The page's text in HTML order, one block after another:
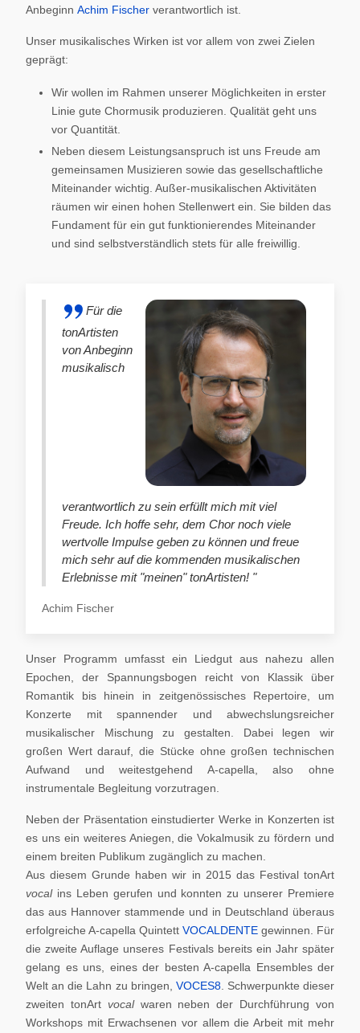
Anbeginn Achim Fischer verantwortlich ist.
Unser musikalisches Wirken ist vor allem von zwei Zielen
geprägt:
Wir wollen im Rahmen unserer Möglichkeiten in erster
Linie gute Chormusik produzieren. Qualität geht uns
vor Quantität.
Neben diesem Leistungsanspruch ist uns Freude am
gemeinsamen Musizieren sowie das gesellschaftliche
Miteinander wichtig. Außer-musikalischen Aktivitäten
räumen wir einen hohen Stellenwert ein. Sie bilden das
Fundament für ein gut funktionierendes Miteinander
und sind selbstverständlich stets für alle freiwillig.
Für die
tonArtisten
von Anbeginn
musikalisch
verantwortlich zu sein erfüllt mich mit viel
Freude. Ich hoffe sehr, dem Chor noch viele
wertvolle Impulse geben zu können und freue
mich sehr auf die kommenden musikalischen
Erlebnisse mit "meinen" tonArtisten! "
Achim Fischer
Unser Programm umfasst ein Liedgut aus nahezu allen
Epochen, der Spannungsbogen reicht von Klassik über
Romantik bis hinein in zeitgenössisches Repertoire, um
Konzerte mit spannender und abwechslungsreicher
musikalischer Mischung zu gestalten. Dabei legen wir
großen Wert darauf, die Stücke ohne großen technischen
Aufwand und weitestgehend A-capella, also ohne
instrumentale Begleitung vorzutragen.
Neben der Präsentation einstudierter Werke in Konzerten ist
es uns ein weiteres Aniegen, die Vokalmusik zu fördern und
einem breiten Publikum zugänglich zu machen.
Aus diesem Grunde haben wir in 2015 das Festival tonArt
vocal ins Leben gerufen und konnten zu unserer Premiere
das aus Hannover stammende und in Deutschland überaus
erfolgreiche A-capella Quintett VOCALDENTE gewinnen. Für
die zweite Auflage unseres Festivals bereits ein Jahr später
gelang es uns, eines der besten A-capella Ensembles der
Welt an die Lahn zu bringen, VOCES8. Schwerpunkte dieser
zweiten tonArt vocalwaren neben der Durchführung von
Workshops mit Erwachsenen vor allem die Arbeit mit mehr